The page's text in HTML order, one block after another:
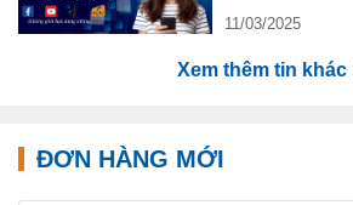
11/03/2025
Xem thêm tin khác
ĐƠN HÀNG MỚI